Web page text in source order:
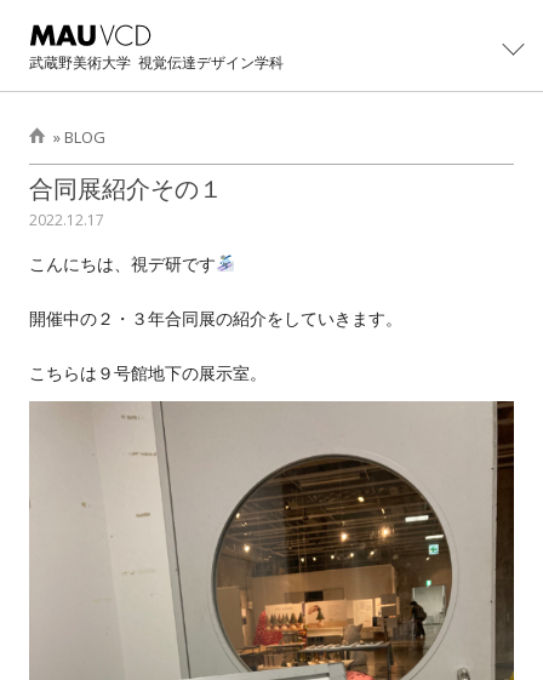
武蔵野美術大学 視覚伝達デザイン学科
学科紹介
学科概要
主任教授より
学科紹介パンフレット
卒業生の活躍
卒業生インタビュー
教員・スタッフ
設備・工房
卒業制作アーカイブ
カリキュラム
主任教授より
修士/博士論文・制作
オープンキャンパス
イベントの記録
進路
主な就職先・進学先
過去学部入試問題
過去3年次編入学試験問題
過去大学院入学試験問題
BLOG
» BLOG
合同展紹介その１
2022.12.17
こんにちは、視デ研です
開催中の２・３年合同展の紹介をしていきます。
こちらは９号館地下の展示室。